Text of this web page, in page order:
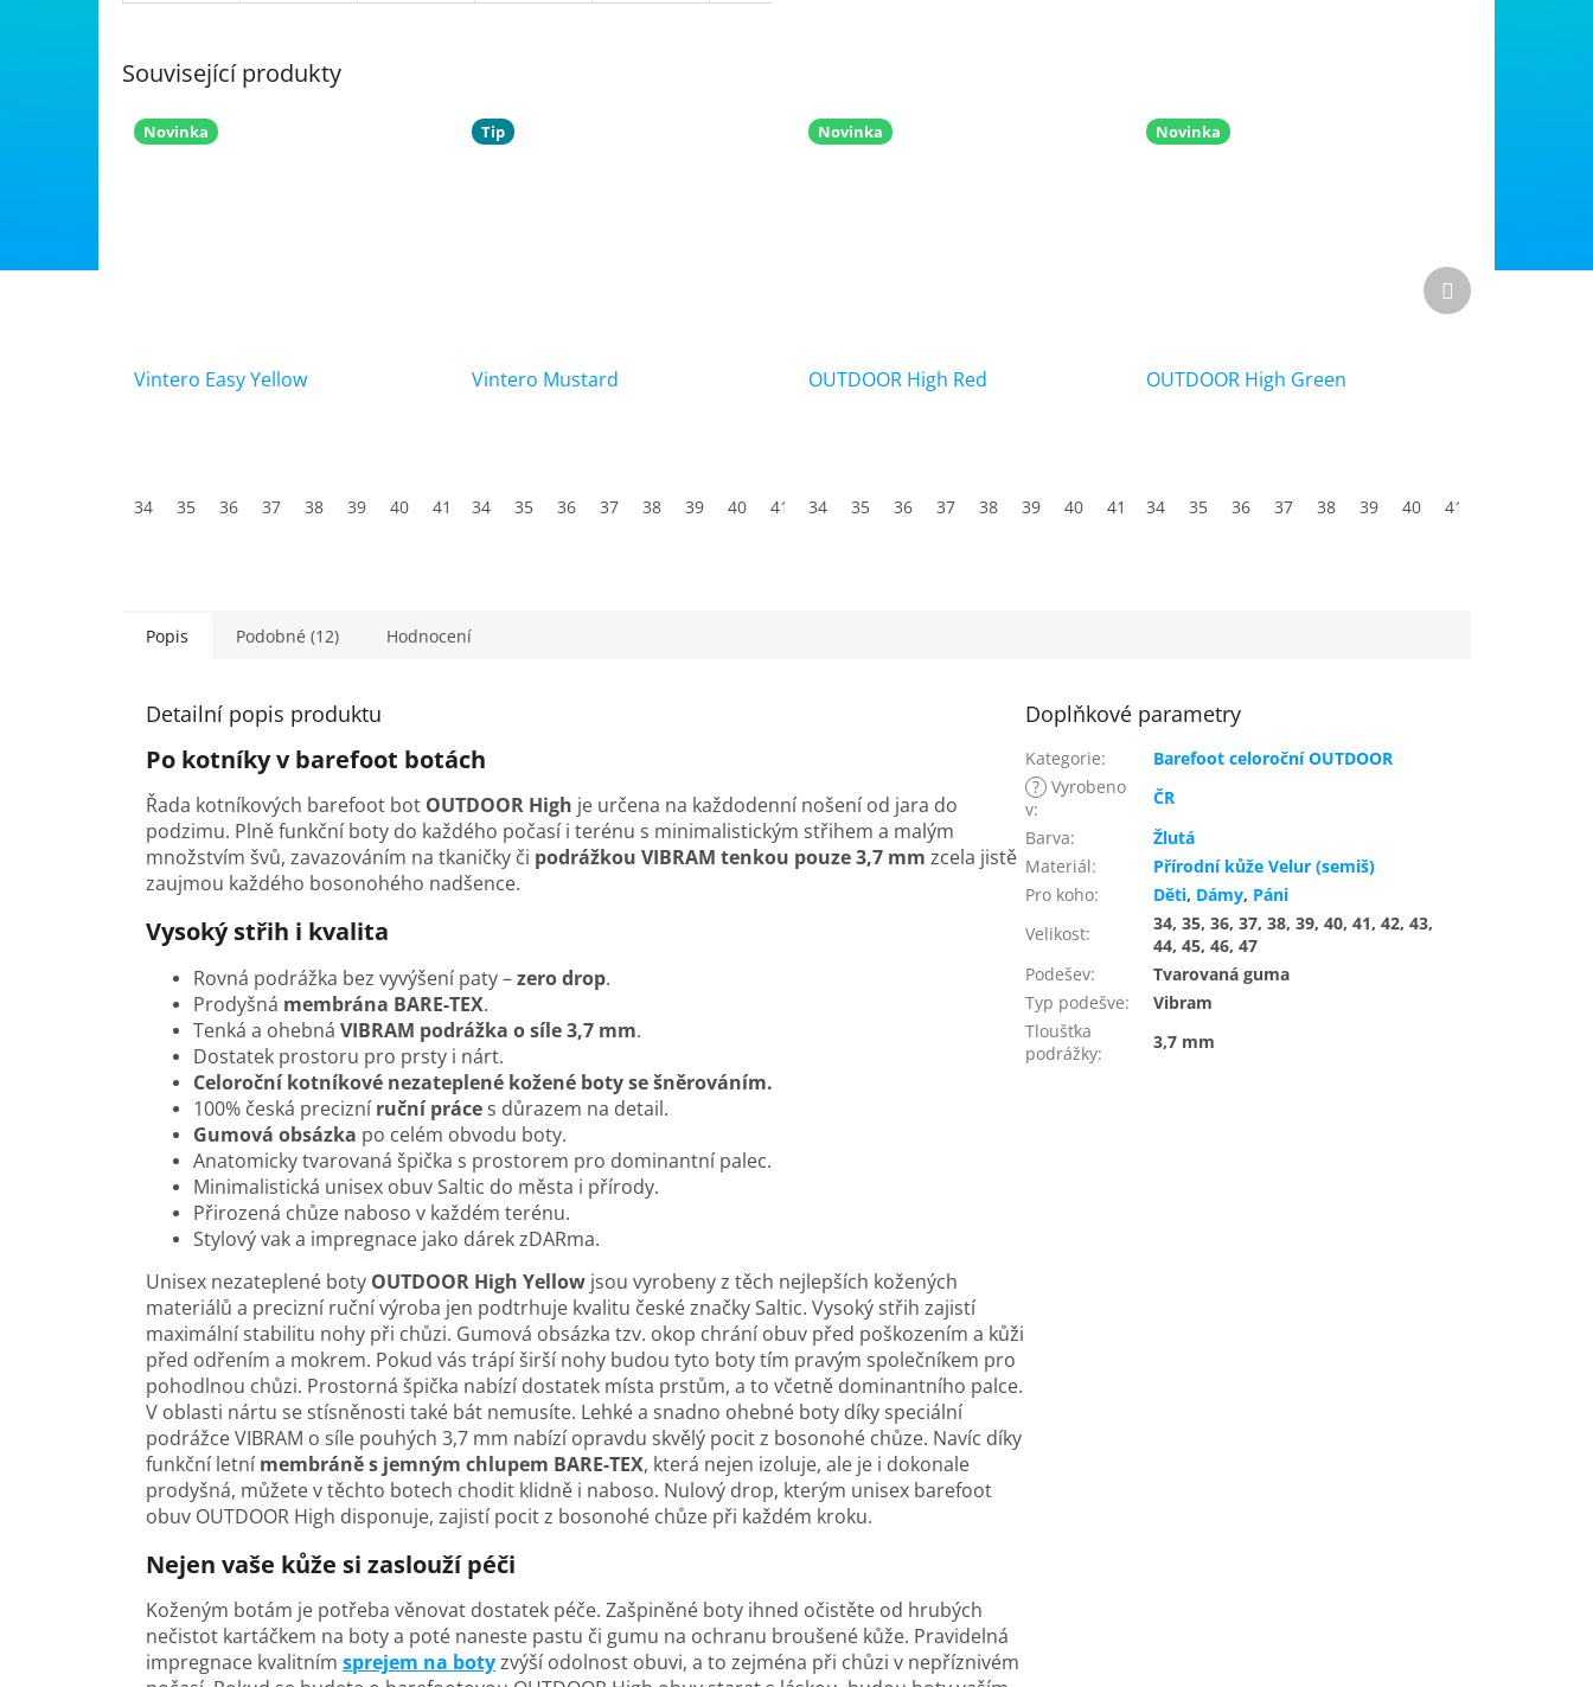
Související produkty
Novinka
Vintero Easy Yellow
34 35 36 37 38 39 40 41 42 43 44 45 46 47
Tip
Vintero Mustard
34 35 36 37 38 39 40 41 42 43 44 45 46 47
Novinka
OUTDOOR High Red
34 35 36 37 38 39 40 41 42 43 44 45 46 47
Novinka
OUTDOOR High Green
34 35 36 37 38 39 40 41
Další
produkt
Popis Podobné (12) Hodnocení
Detailní popis produktu
Po kotníky v barefoot botách
Řada kotníkových barefoot bot OUTDOOR High je určena na každodenní nošení od jara do
podzimu. Plně funkční boty do každého počasí i terénu s minimalistickým střihem a malým
množstvím švů, zavazováním na tkaničky či podrážkou VIBRAM tenkou pouze 3,7 mm zcela jistě
zaujmou každého bosonohého nadšence.
Vysoký střih i kvalita
Rovná podrážka bez vyvýšení paty –zero drop.
Prodyšná membrána BARE-TEX.
Tenká a ohebná VIBRAM podrážka o síle 3,7 mm.
Dostatek prostoru pro prsty i nárt.
Celoroční kotníkové nezateplené kožené boty se šněrováním.
100% česká precizní ruční práce s důrazem na detail.
Gumová obsázka po celém obvodu boty.
Anatomicky tvarovaná špička s prostorem pro dominantní palec.
Minimalistická unisex obuv Saltic do města i přírody.
Přirozená chůze naboso v každém terénu.
Stylový vak a impregnace jako dárek zDARma.
Unisex nezateplené boty OUTDOOR High Yellow jsou vyrobeny z těch nejlepších kožených
materiálů a precizní ruční výroba jen podtrhuje kvalitu české značky Saltic. Vysoký střih zajistí
maximální stabilitu nohy při chůzi. Gumová obsázka tzv. okop chrání obuv před poškozením a kůži
před odřením a mokrem. Pokud vás trápí širší nohy budou tyto boty tím pravým společníkem pro
pohodlnou chůzi. Prostorná špička nabízí dostatek místa prstům, a to včetně dominantního palce.
V oblasti nártu se stísněnosti také bát nemusíte. Lehké a snadno ohebné boty díky speciální
podrážce VIBRAM o síle pouhých 3,7 mm nabízí opravdu skvělý pocit z bosonohé chůze. Navíc díky
funkční letní membráně s jemným chlupem BARE-TEX, která nejen izoluje, ale je i dokonale
prodyšná, můžete v těchto botech chodit klidně i naboso. Nulový drop, kterým unisex barefoot
obuv OUTDOOR High disponuje, zajistí pocit z bosonohé chůze při každém kroku.
Nejen vaše kůže si zaslouží péči
Koženým botám je potřeba věnovat dostatek péče. Zašpiněné boty ihned očistěte od hrubých
nečistot kartáčkem na boty a poté naneste pastu či gumu na ochranu broušené kůže. Pravidelná
impregnace kvalitním sprejem na botyzvýší odolnost obuvi, a to zejména při chůzi v nepříznivém
Doplňkové parametry
Kategorie:
Barefoot celoroční OUTDOOR
? Vyrobeno
v:
ČR
Barva:
Žlutá
Materiál:
Přírodní kůže Velur (semiš)
Pro koho: Děti, Dámy, Páni
Velikost:
34, 35, 36, 37, 38, 39, 40, 41, 42, 43,
44, 45, 46, 47
Podešev:
Tvarovaná guma
Typ podešve:
Vibram
Tloušťka
podrážky:
3,7 mm